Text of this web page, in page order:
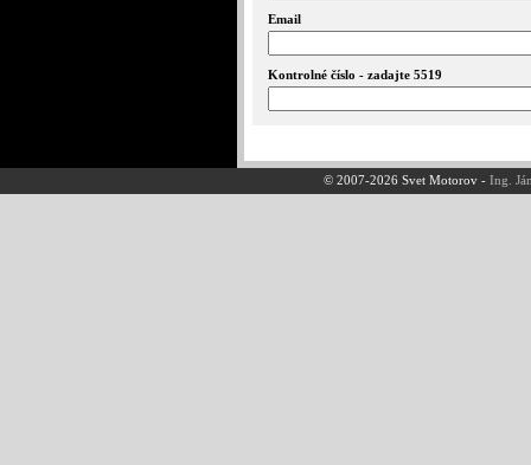
Email
Kontrolné číslo - zadajte 5519
© 2007-2026 Svet Motorov -Ing.